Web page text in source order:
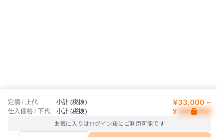
定価 / 上代 小計 (税抜) ¥33,000 ~
仕入価格 / 下代 小計 (税抜) ¥
お気に入りはログイン後にご利用可能です